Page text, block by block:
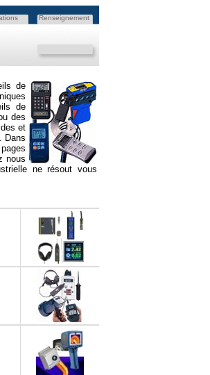
Renseignement
de
de
des
et
Dans
nous
ne résout vous